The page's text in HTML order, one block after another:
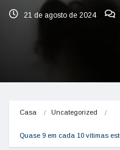
21 de agosto de 2024
Casa Uncategorized
Quase 9 em cada 10 vítimas